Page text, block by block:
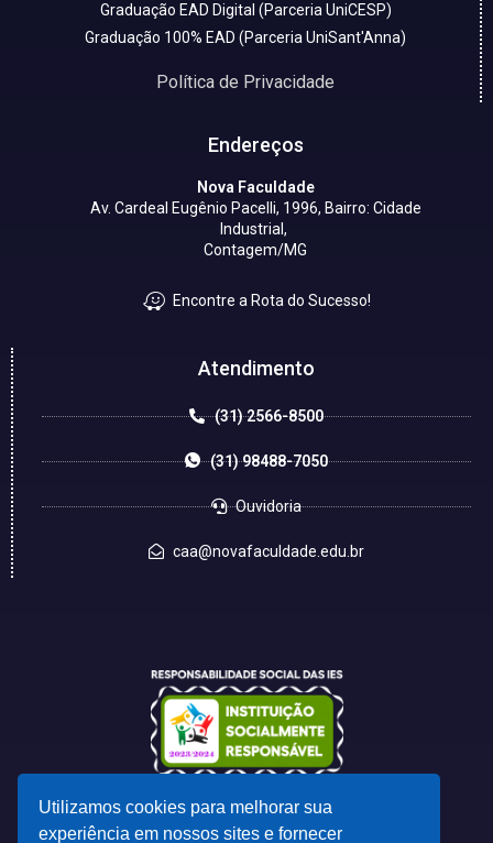
Graduação EAD Digital (Parceria UniCESP)
Graduação 100% EAD (Parceria UniSant'Anna)
Política de Privacidade
Endereços
Nova Faculdade
Av. Cardeal Eugênio Pacelli, 1996, Bairro: Cidade
Industrial,
Contagem/MG
Encontre a Rota do Sucesso!
Atendimento
(31) 2566-8500
(31) 98488-7050
Ouvidoria
caa@novafaculdade.edu.br
Utilizamos cookies para melhorar sua
experiência em nossos sites e fornecer